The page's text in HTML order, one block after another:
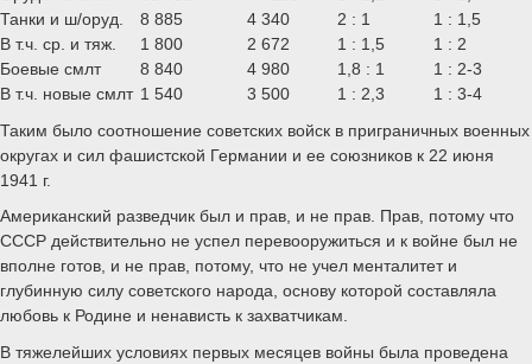
Танки и ш/оруд.
8 885 4 340 2 : 1
1 : 1,5
В т.ч. ср. и тяж.
1 800 2 672 1 : 1,5
1 : 2
Боевые смлт
8 840 4 980 1,8 : 1
1 : 2-3
В т.ч. новые смлт 1 540 3 500 1 : 2,3
1 : 3-4
Таким было соотношение советских войск в приграничных военных
округах и сил фашистской Германии и ее союзников к 22 июня
1941 г.
Американский разведчик был и прав, и не прав. Прав, потому что
СССР действительно не успел перевооружиться и к войне был не
вполне готов, и не прав, потому, что не учел менталитет и
глубинную силу советского народа, основу которой составляла
любовь к Родине и ненависть к захватчикам.
В тяжелейших условиях первых месяцев войны была проведена